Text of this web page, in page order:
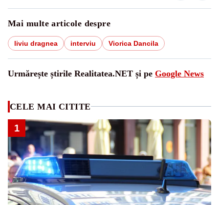
Mai multe articole despre
liviu dragnea interviu Viorica Dancila
Urmărește știrile Realitatea.NET și pe Google News
CELE MAI CITITE
1